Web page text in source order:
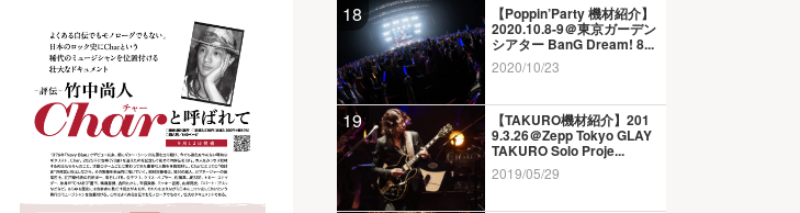
18 【Poppin’Party 機材紹介】
2020.10.8-9＠東京ガーデン
シアター BanG Dream! 8...
2020/10/23
19 【TAKURO機材紹介】201
9.3.26＠Zepp Tokyo GLAY
TAKURO Solo Proje...
2019/05/29